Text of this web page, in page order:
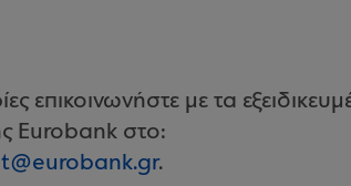
επικοινωνήστε με τα
Eurobank στο:
.